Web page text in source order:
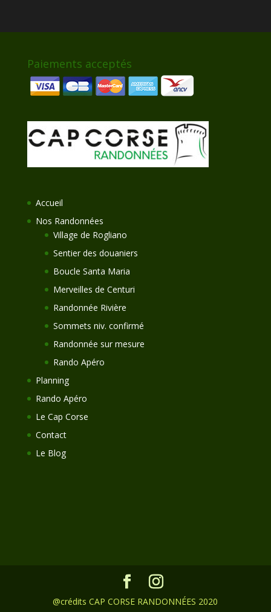
Paiements acceptés
Accueil
Nos Randonnées
Village de Rogliano
Sentier des douaniers
Boucle Santa Maria
Merveilles de Centuri
Randonnée Rivière
Sommets niv. confirmé
Randonnée sur mesure
Rando Apéro
Planning
Rando Apéro
Le Cap Corse
Contact
Le Blog
@crédits CAP CORSE RANDONNÉES 2020